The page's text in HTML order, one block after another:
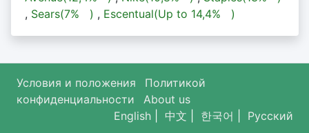
, Sears(7% ) , Escentual(Up to 14,4% )
Условия и положения
Политикой
конфиденциальности
About us
English| 中文 한국어 Русский